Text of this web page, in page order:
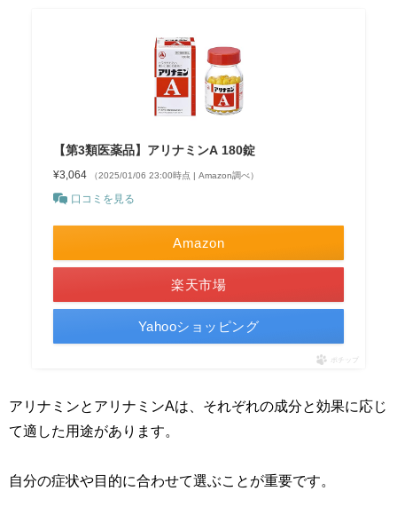
【第3類医薬品】アリナミンA 180錠
¥3,064 （2025/01/06 23:00時点 | Amazon調べ）
口コミを見る
Amazon
楽天市場
Yahooショッピング
ポチップ
アリナミンとアリナミンAは、それぞれの成分と効果に応じ
て適した用途があります。
自分の症状や目的に合わせて選ぶことが重要です。